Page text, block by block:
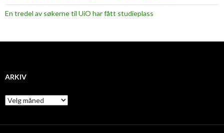
En tredel av søkerne til UiO har fått studieplass
ARKIV
A
r
i